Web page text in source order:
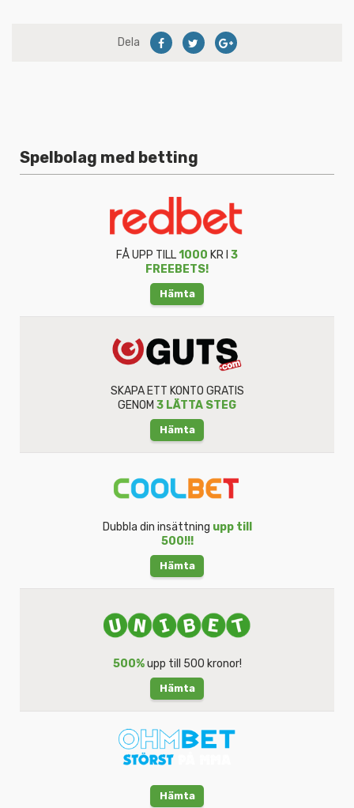
Dela
Spelbolag med betting
FÅ UPP TILL1000 KR I 3
FREEBETS!
Hämta
SKAPA ETT KONTO GRATIS
GENOM 3 LÄTTA STEG
Hämta
Dubbla din insättning upp till
500!!!
Hämta
500%upp till 500 kronor!
Hämta
Hämta